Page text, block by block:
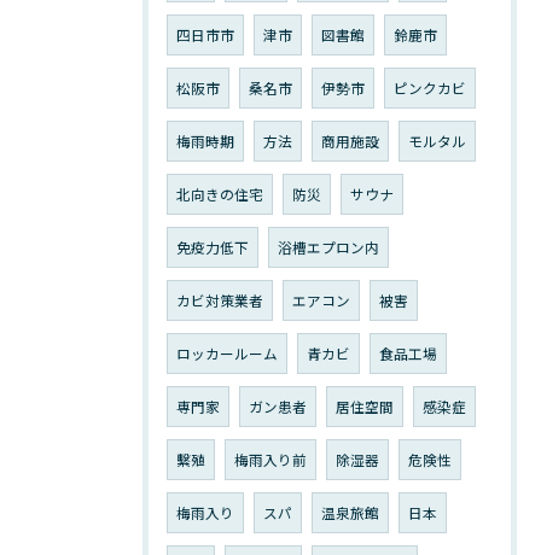
四日市市 津市 図書館 鈴鹿市
松阪市 桑名市 伊勢市 ピンクカビ
梅雨時期 方法 商用施設 モルタル
北向きの住宅 防災 サウナ
免疫力低下 浴槽エプロン内
カビ対策業者 エアコン 被害
ロッカールーム 青カビ 食品工場
専門家 ガン患者 居住空間 感染症
繫殖 梅雨入り前 除湿器 危険性
梅雨入り スパ 温泉旅館 日本